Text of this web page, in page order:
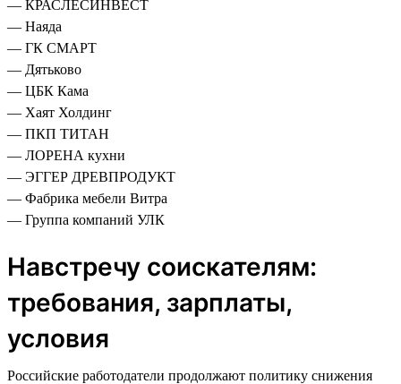
— КРАСЛЕСИНВЕСТ
— Наяда
— ГК СМАРТ
— Дятьково
— ЦБК Кама
— Хаят Холдинг
— ПКП ТИТАН
— ЛОРЕНА кухни
— ЭГГЕР ДРЕВПРОДУКТ
— Фабрика мебели Витра
— Группа компаний УЛК
Навстречу соискателям:
требования, зарплаты,
условия
Российские работодатели продолжают политику снижения